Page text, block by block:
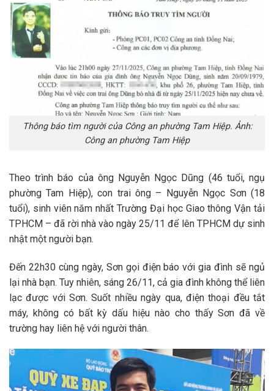
Thông báo tìm người của Công an phường Tam Hiệp. Ảnh:
Công an phường Tam Hiệp
Theo trình báo của ông Nguyễn Ngọc Dũng (46 tuổi, ngụ
phường Tam Hiệp), con trai ông – Nguyễn Ngọc Sơn (18
tuổi), sinh viên năm nhất Trường Đại học Giao thông Vận tải
TPHCM – đã rời nhà vào ngày 25/11 để lên TPHCM dự sinh
nhật một người bạn.
Đến 22h30 cùng ngày, Sơn gọi điện báo với gia đình sẽ ngủ
lại nhà bạn. Tuy nhiên, sáng 26/11, cả gia đình không thể liên
lạc được với Sơn. Suốt nhiều ngày qua, điện thoại đều tắt
máy, không có bất kỳ dấu hiệu nào cho thấy Sơn đã về
trường hay liên hệ với người thân.